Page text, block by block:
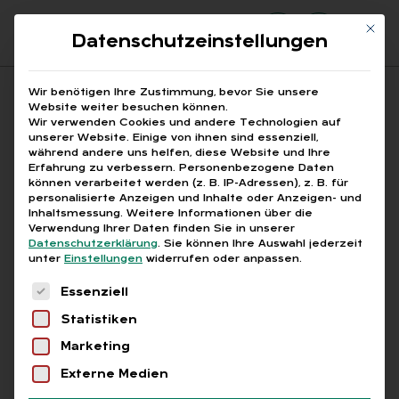
Suchfeld
Suchen
Breadcrumb-Navigation
STARTSEITE BEFRISTETE ARBEITSVERTRÄGE
Alle Bei­trä­ge mit dem
Schlag­wort „be­fris­te­te
Ar­beits­ver­trä­ge“
Mit
Datenschutzeinstellungen
Wir benötigen Ihre Zustimmung, bevor Sie unsere
Website weiter besuchen können.
Wir verwenden Cookies und andere Technologien auf
unserer Website. Einige von ihnen sind essenziell,
während andere uns helfen, diese Website und Ihre
Erfahrung zu verbessern. Personenbezogene Daten
können verarbeitet werden (z. B. IP-Adressen), z. B. für
personalisierte Anzeigen und Inhalte oder Anzeigen- und
Inhaltsmessung. Weitere Informationen über die
Verwendung Ihrer Daten finden Sie in unserer
Datenschutzerklärung. Sie können Ihre Auswahl jederzeit
unter Einstellungen widerrufen oder anpassen.
Es folgt eine Liste der Service-Gruppen, für
Essenziell
Statistiken
Marketing
Externe Medien